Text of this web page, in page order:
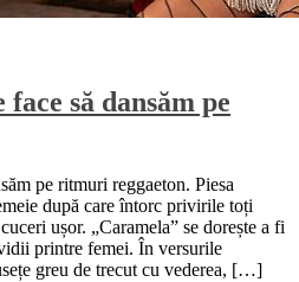
să dansăm pe
pe ritmuri reggaeton. Piesa
după care întorc privirile toți
ușor. „Caramela” se dorește a fi
printre femei. În versurile
greu de trecut cu vederea, […]